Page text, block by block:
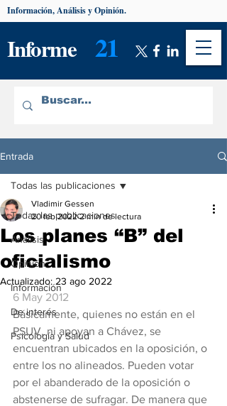
Informe 21
Información, Análisis y Opinión.
Entrada
Todas las publicaciones
Análisis
Opinión
Información
De interés
Psicología y Salud
Todas las publicaciones
Los planes “B” del
oficialismo
Vladimir Gessen
20 feb 2022 2 min de lectura
Actualizado: 23 ago 2022
6 May 2012
Básicamente, quienes no están en el
PSUV, ni apoyan a Chávez, se
encuentran ubicados en la oposición, o
entre los no alineados. Pueden votar
por el abanderado de la oposición o
abstenerse de sufragar. De manera que